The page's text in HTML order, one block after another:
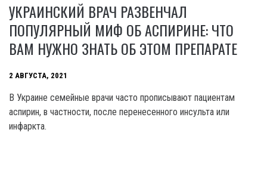
УКРАИНСКИЙ ВРАЧ РАЗВЕНЧАЛ
ПОПУЛЯРНЫЙ МИФ ОБ АСПИРИНЕ: ЧТО
ВАМ НУЖНО ЗНАТЬ ОБ ЭТОМ ПРЕПАРАТЕ
2 АВГУСТА, 2021
В Украине семейные врачи часто прописывают пациентам
аспирин, в частности, после перенесенного инсульта или
инфаркта.